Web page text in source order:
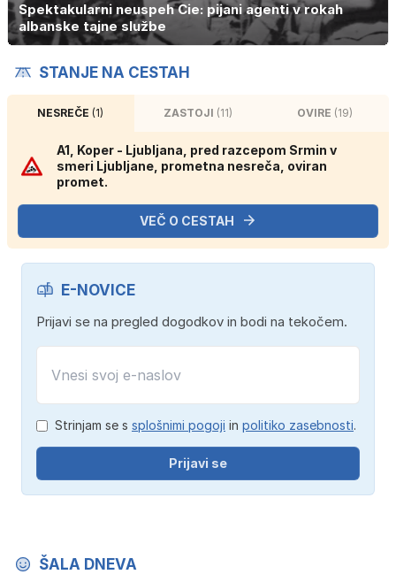
Spektakularni neuspeh Cie: pijani agenti v rokah
albanske tajne službe
STANJE NA CESTAH
NESREČE(1) ZASTOJI (11) OVIRE (19)
A1, Koper - Ljubljana, pred razcepom Srmin v
smeri Ljubljane, prometna nesreča, oviran
promet.
VEČ O CESTAH
E-NOVICE
Prijavi se na pregled dogodkov in bodi na tekočem.
Strinjam se s splošnimi pogoji in politiko zasebnosti.
Prijavi se
ŠALA DNEVA